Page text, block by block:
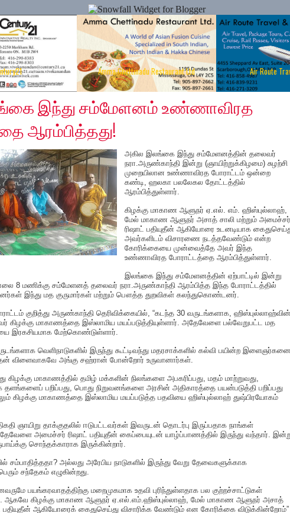
Amma Chettinadu Restaurant Ltd Air Route
இந்து சம்மேளனம் உண்ணாவிரத
ஆரம்பித்தது!
அகில இலங்கை இந்து சம்மேளனத்தின் தலைவர்
நரா.அருண்காந்தி இன்று (ஞாயிற்றுக்கிழமை) சுழற்சி
முறையிலான உண்ணாவிரத போராட்டம் ஒன்றை
கண்டி, ஹலகா பலலேகல தோட்டத்தில்
ஆரம்பித்துள்ளார்.
கிழக்கு மாகாண ஆளுநர் ஏ.எல். எம். ஹிஸ்புல்லாஹ்,
மேல் மாகாண ஆளுநர் அசாத் சாலி மற்றும் அமைச்சர்
ரிஷாட் பதியுதீன் ஆகியோரை உடனடியாக
அவர்களிடம் விசாரணை நடத்தவேண்டும் என்ற
கோரிக்கையை முன்வைத்தே அவர் இந்த
உண்ணாவிரத போராட்டத்தை ஆரம்பித்துள்ளார்.
இலங்கை இந்து சம்மேளனத்தின் ஏற்பாட்டில் இன்று
8 மணிக்கு சம்மேளனத் தலைவர் நரா.அருண்காந்தி ஆரம்பித்த இந்த போராட்டத்தில்
இந்து மத குருமார்கள் மற்றும் பௌத்த துறவிகள் கலந்துகொண்டனர்.
குறித்து அருண்காந்தி தெரிவிக்கையில், “கடந்த 30 வருடங்களாக, ஹிஸ்புல்லாஹ்வின்
கிழக்கு மாகாணத்தை இஸ்லாமிய மயப்படுத்தியுள்ளார். அதேவேளை பல்வேறுபட்ட மத
இரகசியமாக மேற்கொண்டுள்ளார்.
வெளிநாடுகளில் இருந்து கூட்டிவந்து மதரசாக்களில் கல்வி பயின்ற இளைஞர்கனை
விளைவாகவே அங்கு சஹ்ரான் போன்றோர் உருவானார்கள்.
மாகாணத்தில் தமிழ் மக்களின் நிலங்களை அபகரிப்பது, மதம் மாற்றுவது,
பறிப்பது, பொது நிறுவனங்களை அரசின் அதிகாரத்தை பயன்படுத்தி பறிப்பது
கிழக்கு மாகாணத்தை இஸ்லாமிய மயப்படுத்த பதவியை ஹிஸ்புல்லாஹ் துஷ்பிரயோகம்
ஞாயிறு தாக்குதலில் ஈடுபட்டவர்கள் இவருடன் தொடர்பு இருப்பதாக நாங்கள்
அமைச்சர் ரிஷாட் பதியுதீன் கைப்பையுடன் யாழ்ப்பாணத்தில் இருந்து வந்தார்.
சொந்தக்காராக இருக்கின்றார்.
அல்லது அரேபிய நாடுகளில் இருந்து வேறு தேவைகளுக்காக
சந்தேகம் எழுகின்றது.
பயங்கரவாதத்திற்கு மறைமுகமாக உதவி புரிந்துள்ளதாக பல குற்றச்சாட்டுகள்
ஆகவே கிழக்கு மாகாண ஆளுநர் ஏ.எல்.எம்.ஹிஸ்புல்லாஹ், மேல் மாகாண ஆளுநர் அசாத்
பதியுதீன் ஆகியோரைக் கைதுசெய்து விசாரிக்க வேண்டும் என கோரிக்கை விடுக்கின்றோம்”